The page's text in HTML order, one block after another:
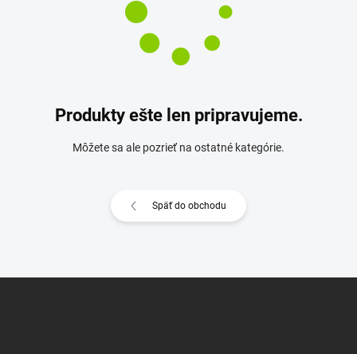
Produkty ešte len pripravujeme.
Môžete sa ale pozrieť na ostatné kategórie.
Späť do obchodu